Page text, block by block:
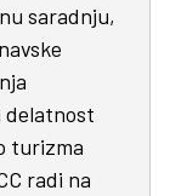
saradnju,
delatnost
turizma
radi na